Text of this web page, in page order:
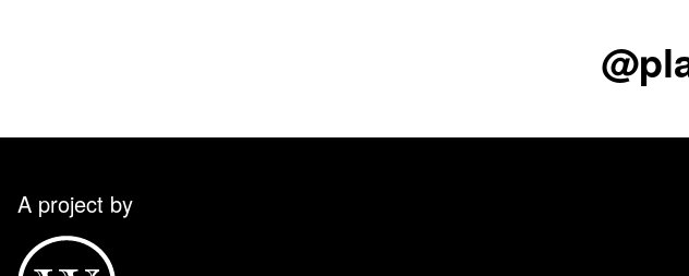
A project by